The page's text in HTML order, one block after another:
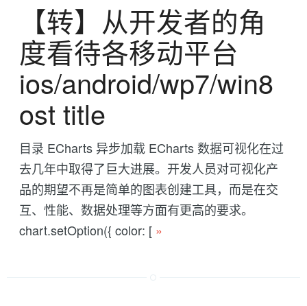
【转】从开发者的角
度看待各移动平台
ios/android/wp7/win8
ost title
目录 ECharts 异步加载 ECharts 数据可视化在过
去几年中取得了巨大进展。开发人员对可视化产
品的期望不再是简单的图表创建工具，而是在交
互、性能、数据处理等方面有更高的要求。
chart.setOption({ color: [ »